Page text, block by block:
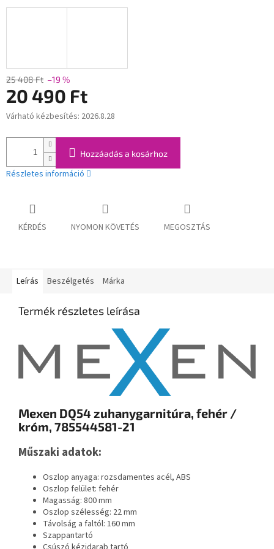
25 408 Ft –19 %
20 490 Ft
Egységár:
Várható kézbesítés: 2026.8.28
Hozzáadás a kosárhoz
Részletes információ
KÉRDÉS NYOMON KÖVETÉS MEGOSZTÁS
Leírás Beszélgetés Márka
Termék részletes leírása
Mexen DQ54 zuhanygarnitúra, fehér /
króm, 785544581-21
Műszaki adatok:
Oszlop anyaga: rozsdamentes acél, ABS
Oszlop felület: fehér
Magasság: 800 mm
Oszlop szélesség: 22 mm
Távolság a faltól: 160 mm
Szappantartó